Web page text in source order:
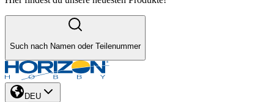
Such nach Namen oder Teilenummer
DEU